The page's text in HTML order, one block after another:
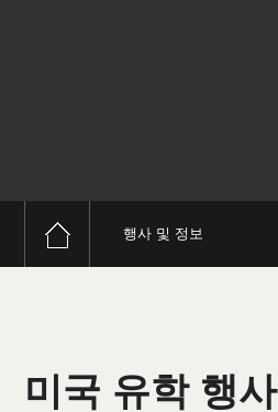
행사 및 정보
미국 유학 행사